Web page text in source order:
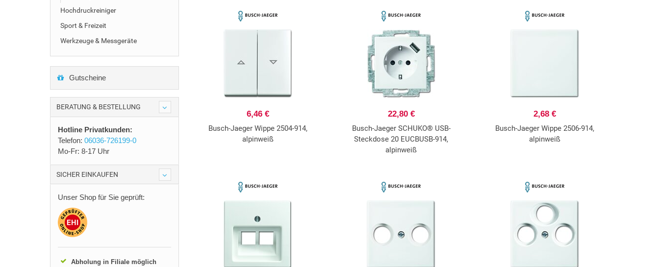
Hochdruckreiniger
Sport & Freizeit
Werkzeuge & Messgeräte
Gutscheine
BERATUNG & BESTELLUNG
Hotline Privatkunden:
Telefon: 06036-726199-0
Mo-Fr: 8-17 Uhr
SICHER EINKAUFEN
Unser Shop für Sie geprüft:
Abholung in Filiale möglich
6,46 €
Busch-Jaeger Wippe 2504-914,
alpinweiß
22,80 €
Busch-Jaeger SCHUKO® USB-
Steckdose 20 EUCBUSB-914,
alpinweiß
2,68 €
Busch-Jaeger Wippe 2506-914,
alpinweiß